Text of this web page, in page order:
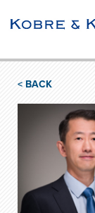
< BACK